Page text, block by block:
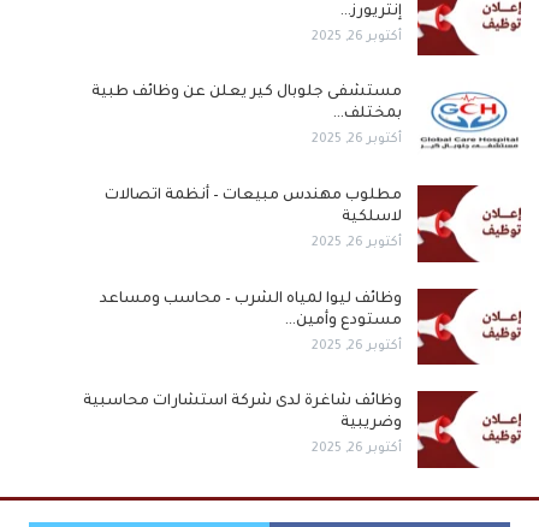
إنتريورز…
أكتوبر 26, 2025
مستشفى جلوبال كير يعلن عن وظائف طبية
بمختلف…
أكتوبر 26, 2025
مطلوب مهندس مبيعات – أنظمة اتصالات
لاسلكية
أكتوبر 26, 2025
وظائف ليوا لمياه الشرب – محاسب ومساعد
مستودع وأمين…
أكتوبر 26, 2025
وظائف شاغرة لدى شركة استشارات محاسبية
وضريبية
أكتوبر 26, 2025